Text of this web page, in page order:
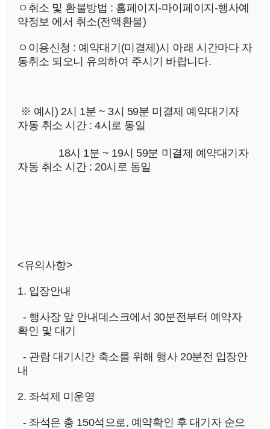
ㅇ취소 및 환불방법 : 홈페이지-마이페이지-행사예
약정보 에서 취소(전액환불)
ㅇ이용신청 : 예약대기(미결제)시 아래 시간마다 자
동취소 되오니 유의하여 주시기 바랍니다.
※ 예시) 2시 1분 ~ 3시 59분 미결제 예약대기자
자동 취소 시간 : 4시로 동일
18시 1분 ~ 19시 59분 미결제 예약대기자
자동 취소 시간 : 20시로 동일
<유의사항>
1. 입장안내
- 행사장 앞 안내데스크에서 30분전부터 예약자
확인 및 대기
- 관람 대기시간 축소를 위해 행사 20분전 입장안
내
2. 좌석제 미운영
- 좌석은 총 150석으로, 예약확인 후 대기자 순으